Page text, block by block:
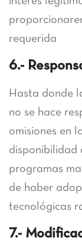
requerida
6.-
Hasta donde
no se hace
omisiones en
disponibilidad
programas
de haber
tecnológicas
7.-